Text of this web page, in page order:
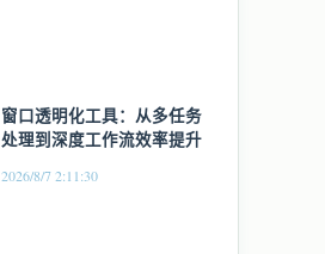
窗口透明化工具：从多任务
处理到深度工作流效率提升
2026/8/7 2:11:30